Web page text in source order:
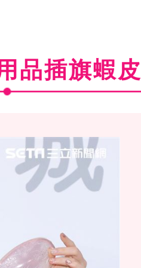
品插旗蝦